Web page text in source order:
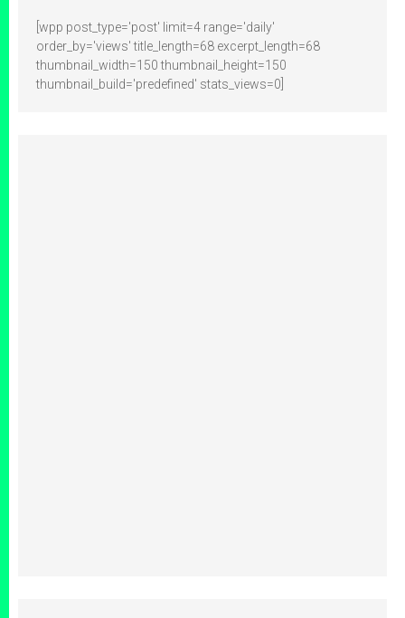
[wpp post_type='post' limit=4 range='daily'
order_by='views' title_length=68 excerpt_length=68
thumbnail_width=150 thumbnail_height=150
thumbnail_build='predefined' stats_views=0]